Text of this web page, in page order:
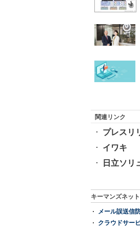
関連リンク
プレスリ
イワキ
日立ソリ
キーマンズネッ
メール誤送信
クラウドサー